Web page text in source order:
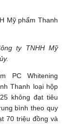
ty TNHH Mỹ
PC Whitening
Thanh loại hộp
không đạt tiêu
bình theo quy
70 triệu đồng và